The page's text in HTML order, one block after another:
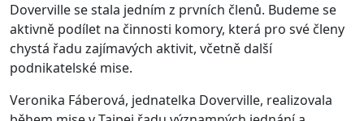
Doverville se stala jedním z prvních členů. Budeme se
aktivně podílet na činnosti komory, která pro své členy
chystá řadu zajímavých aktivit, včetně další
podnikatelské mise.
Veronika Fáberová, jednatelka Doverville, realizovala